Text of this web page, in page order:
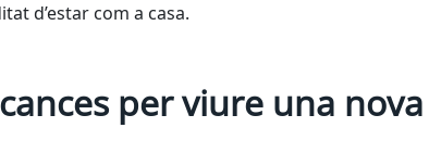
d’estar com a casa.
per viure una